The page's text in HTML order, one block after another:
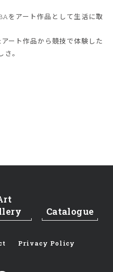
をアート作品として生活に取
ート作品から競技で体験した
。
Catalogue
Privacy Policy